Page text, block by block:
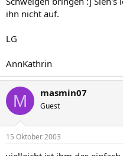
ihn nicht auf.
LG
AnnKathrin
M masmin07
Guest
15 Oktober 2003